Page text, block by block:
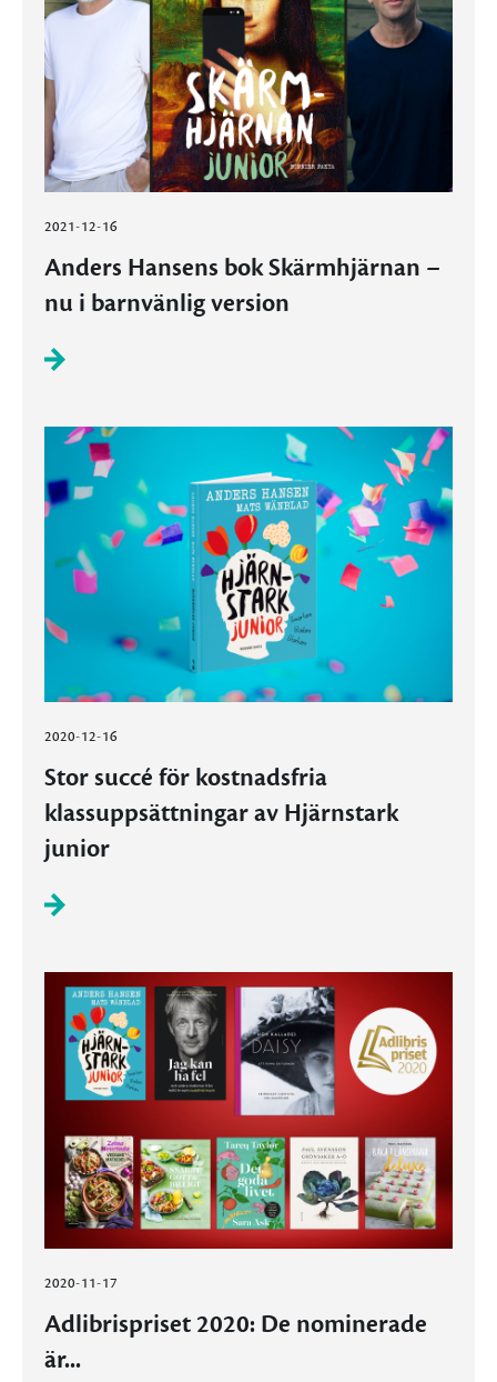
2021-12-16
Anders Hansens bok Skärmhjärnan –
nu i barnvänlig version
2020-12-16
Stor succé för kostnadsfria
klassuppsättningar av Hjärnstark
junior
2020-11-17
Adlibrispriset 2020: De nominerade
är...